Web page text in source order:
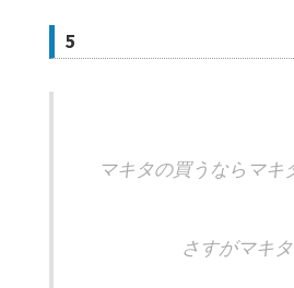
5
マキタの買うならマ
さすがマキ